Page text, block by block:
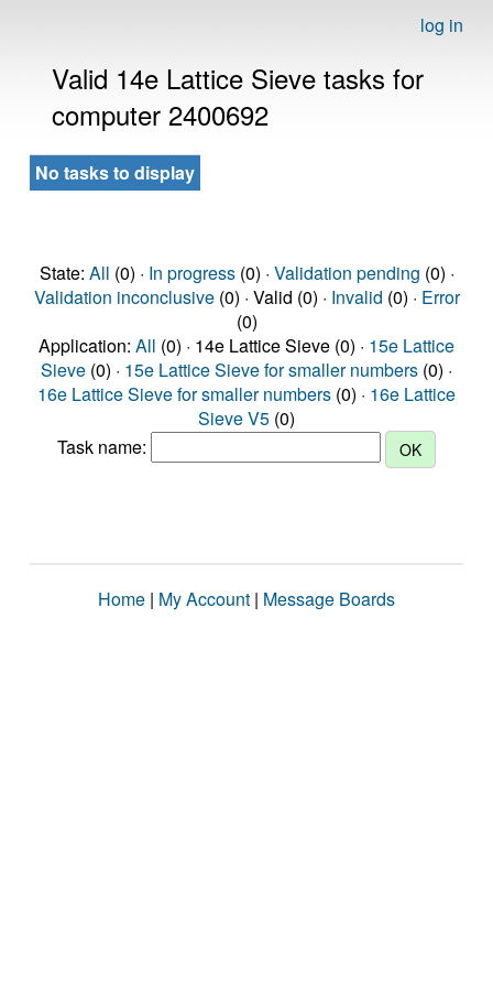
log in
Valid 14e Lattice Sieve tasks for
computer 2400692
No tasks to display
State: All (0) · In progress(0) · Validation pending (0) ·
Validation inconclusive(0) · Valid (0) · Invalid (0) · Error
(0)
Application: All (0) · 14e Lattice Sieve (0) · 15e Lattice
Sieve (0) · 15e Lattice Sieve for smaller numbers (0) ·
16e Lattice Sieve for smaller numbers (0) · 16e Lattice
Sieve V5 (0)
Task name:
Home | My Account | Message Boards